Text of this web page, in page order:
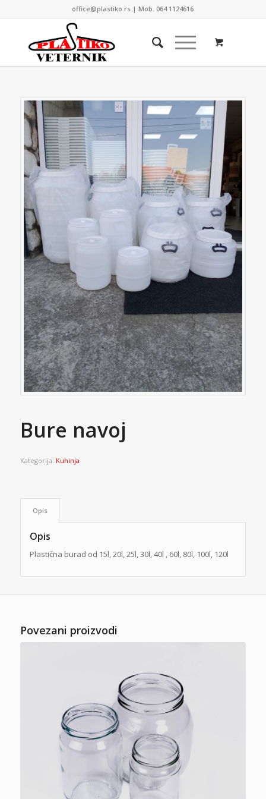
office@plastiko.rs | Mob. 064 1124616
Bure navoj
Kategorija: Kuhinja
Opis
Opis
Plastična burad od 15l, 20l, 25l, 30l, 40l , 60l, 80l, 100l, 120l
Povezani proizvodi